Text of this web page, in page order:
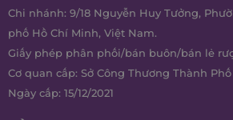
Chi nhánh: 9/18 Nguyễn Huy Tưởng,
phố Hồ Chí Minh, Việt Nam.
Giấy phép phân phối/bán buôn/bán lẻ
Cơ quan cấp: Sở Công Thương Thành
Ngày cấp: 15/12/2021